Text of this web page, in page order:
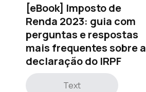
[eBook] Imposto de
Renda 2023: guia com
perguntas e respostas
mais frequentes sobre a
declaração do IRPF
Text